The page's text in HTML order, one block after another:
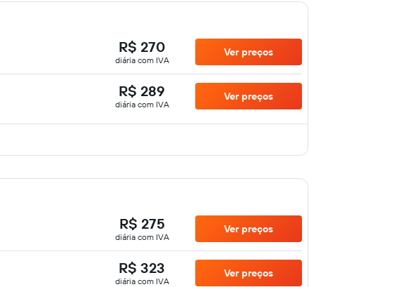
R$ 270
diária com IVA
Ver preços
R$ 289
diária com IVA
Ver preços
R$ 275
diária com IVA
Ver preços
R$ 323
diária com IVA
Ver preços